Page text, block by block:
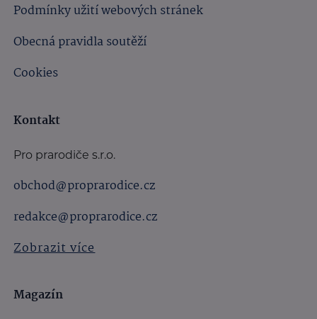
Podmínky užití webových stránek
Obecná pravidla soutěží
Cookies
Kontakt
Pro prarodiče s.r.o.
obchod@proprarodice.cz
redakce@proprarodice.cz
Zobrazit více
Magazín